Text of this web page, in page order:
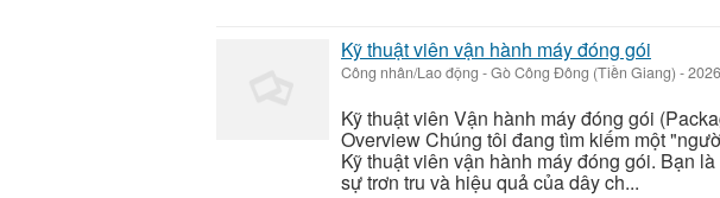
Kỹ thuật viên vận hành máy đóng gói
Công nhân/Lao động -Gò Công Đông (Tiền Giang) -
Kỹ thuật viên Vận hành máy đóng gói
Overview Chúng tôi đang tìm kiếm một
Kỹ thuật viên vận hành máy đóng gói. Bạn
sự trơn tru và hiệu quả của dây ch...